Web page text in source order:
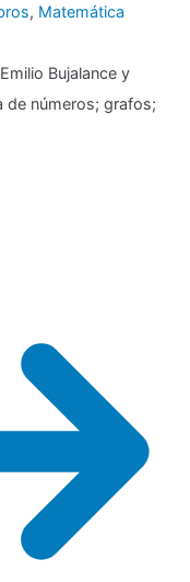
, Matemática
Bujalance y
de números; grafos;